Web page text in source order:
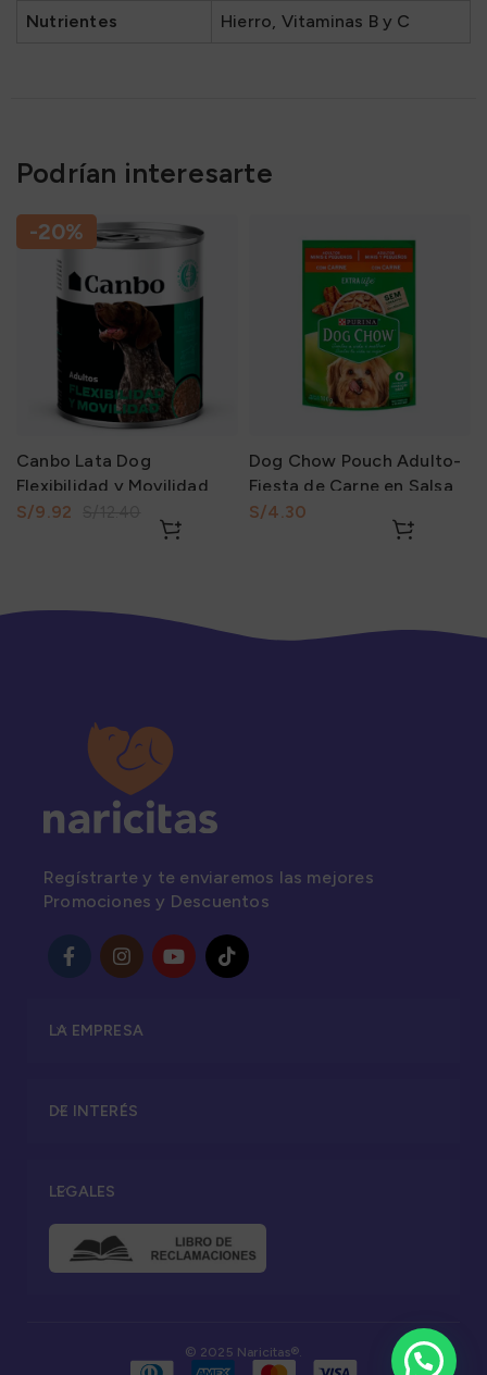
Nutrientes Hierro, Vitaminas B y C
Podrían interesarte
-20%
Canbo Lata Dog
Flexibilidad y Movilidad
330Gr
S/9.92
Dog Chow Pouch Adulto-
Fiesta de Carne en Salsa
Razas Pequeñas 100Gr
S/
Regístrarte y te enviaremos las mejores
Promociones y Descuentos
LA EMPRESA
DE INTERÉS
LEGALES
© 2025 Naricitas®.